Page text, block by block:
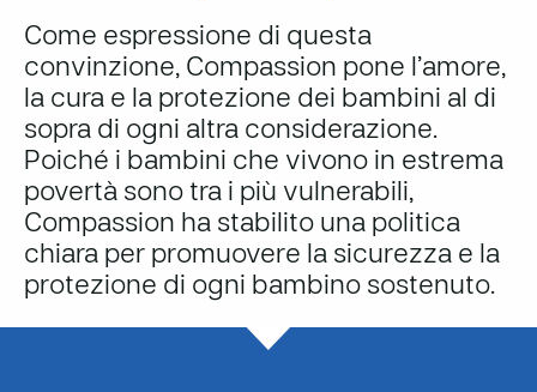
Come espressione di questa
convinzione, Compassion pone l’amore,
la cura e la protezione dei bambini al di
sopra di ogni altra considerazione.
Poiché i bambini che vivono in estrema
povertà sono tra i più vulnerabili,
Compassion ha stabilito una politica
chiara per promuovere la sicurezza e la
protezione di ogni bambino sostenuto.